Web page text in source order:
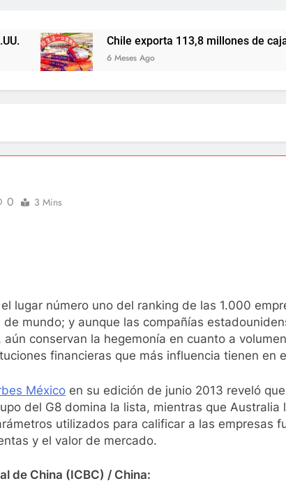
Chile exporta 113,8 millones de cajas de
6 Meses Ago
0 3 Mins
lugar número uno del ranking de las 1.000
mundo; y aunque las compañías
conservan la hegemonía en cuanto a
financieras que más influencia tienen en
México en su edición de junio 2013 reveló
del G8 domina la lista, mientras que Australia
utilizados para calificar a las empresas
y el valor de mercado.
de China (ICBC) / China: